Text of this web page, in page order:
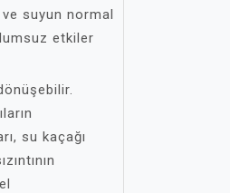
ve suyun normal
etkiler
su kaçağı